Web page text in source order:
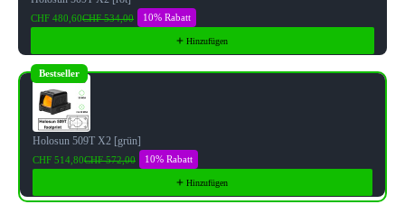
CHF 480,60CHF 534,00 10% Rabatt
Hinzufügen
Holosun 509T X2 [grün]
CHF 514,80CHF 572,00 10% Rabatt
Hinzufügen
Bestseller